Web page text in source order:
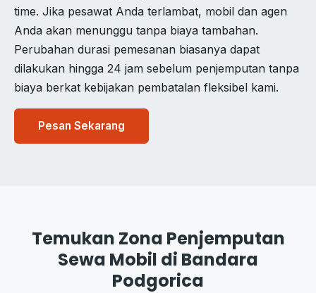
time. Jika pesawat Anda terlambat, mobil dan agen
Anda akan menunggu tanpa biaya tambahan.
Perubahan durasi pemesanan biasanya dapat
dilakukan hingga 24 jam sebelum penjemputan tanpa
biaya berkat kebijakan pembatalan fleksibel kami.
Pesan Sekarang
Temukan Zona Penjemputan
Sewa Mobil di Bandara
Podgorica